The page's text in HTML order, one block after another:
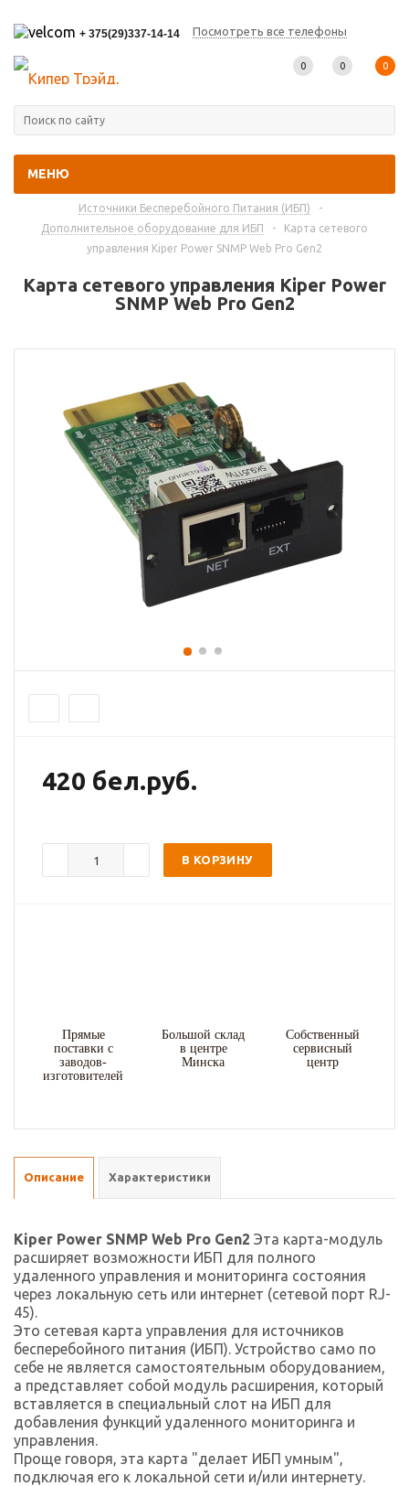
+ 375(29)337-14-14 Посмотреть все телефоны
МЕНЮ
0 0 0
Источники Бесперебойного Питания (ИБП)
-
Дополнительное оборудование для ИБП
-
Карта сетевого
управления Kiper Power SNMP Web Pro Gen2
Карта сетевого управления Kiper Power
SNMP Web Pro Gen2
420 бел.руб.
В КОРЗИНУ
Прямые
поставки с
заводов-
изготовителей
Большой склад
в центре
Минска
Собственный
сервисный
центр
Описание Характеристики
Kiper Power SNMP Web Pro Gen2 Эта карта-модуль
расширяет возможности ИБП для полного
удаленного управления и мониторинга состояния
через локальную сеть или интернет (сетевой порт RJ-
45).
Это сетевая карта управления для источников
бесперебойного питания (ИБП). Устройство само по
себе не является самостоятельным оборудованием,
а представляет собой модуль расширения, который
вставляется в специальный слот на ИБП для
добавления функций удаленного мониторинга и
управления.
Проще говоря, эта карта "делает ИБП умным",
подключая его к локальной сети и/или интернету.